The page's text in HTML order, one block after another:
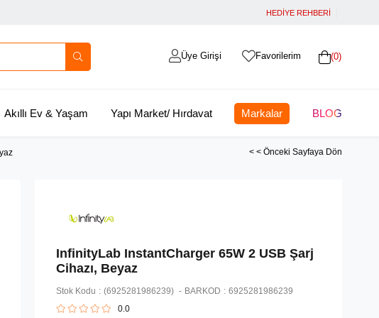
HEDİYE REHBERİ
0
Favorilerim
Üye Girişi
Akıllı Ev & Yaşam Yapı Market/ Hırdavat Markalar BLOG
< < Önceki Sayfaya Dön
InfinityLab InstantCharger 65W 2 USB Şarj
Cihazı, Beyaz
Stok Kodu (6925281986239) BARKOD : 6925281986239
0.0